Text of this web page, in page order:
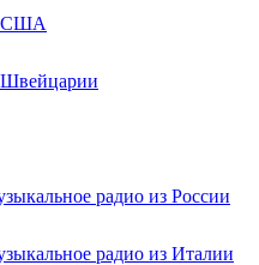
США
радио из России
радио из Италии